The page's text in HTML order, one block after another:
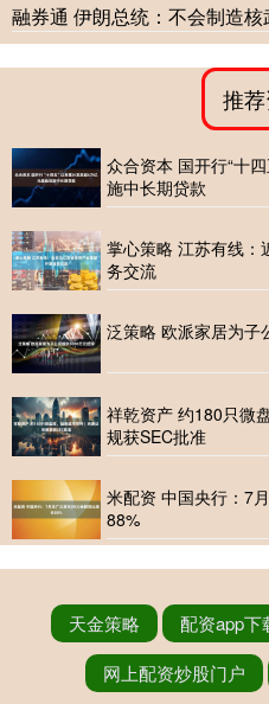
融券通 伊朗总统：不会制造
推
众合资本 国开行“十
施中长期贷款
掌心策略 江苏有线：
务交流
泛策略 欧派家居为子
祥乾资产 约180只微
规获SEC批准
米配资 中国央行：7
88%
天金策略 配资app下
网上配资炒股门户